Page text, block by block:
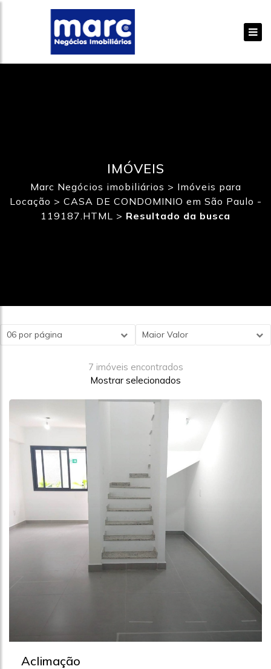
IMÓVEIS
Marc Negócios imobiliários > Imóveis para
Locação > CASA DE CONDOMINIO em São Paulo -
119187.HTML > Resultado da busca
Maior Valor
06 por página
7 imóveis encontrados
Mostrar selecionados
Aclimação